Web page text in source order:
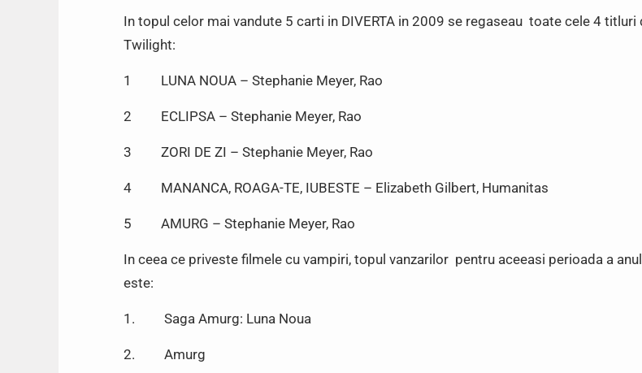
In topul celor mai vandute 5 carti in DIVERTA in 2009 se regaseau toate cele 4 titluri
Twilight:
1 LUNA NOUA – Stephanie Meyer, Rao
2 ECLIPSA – Stephanie Meyer, Rao
3 ZORI DE ZI – Stephanie Meyer, Rao
4 MANANCA, ROAGA-TE, IUBESTE – Elizabeth Gilbert, Humanitas
5 AMURG – Stephanie Meyer, Rao
In ceea ce priveste filmele cu vampiri, topul vanzarilor pentru aceeasi perioada a
este:
1. Saga Amurg: Luna Noua
2. Amurg